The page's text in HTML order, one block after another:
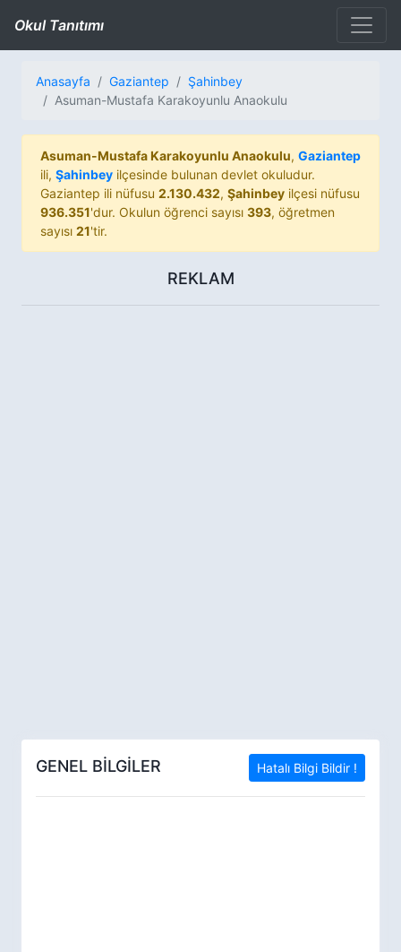
Okul Tanıtımı
Anasayfa Gaziantep
Şahinbey
Asuman-Mustafa Karakoyunlu Anaokulu
Asuman-Mustafa Karakoyunlu Anaokulu, Gaziantep
ili, Şahinbey ilçesinde bulunan devlet okuludur.
Gaziantep ili nüfusu 2.130.432, Şahinbey ilçesi nüfusu
936.351'dur. Okulun öğrenci sayısı 393, öğretmen
sayısı 21'tir.
REKLAM
GENEL BİLGİLER Hatalı Bilgi Bildir !